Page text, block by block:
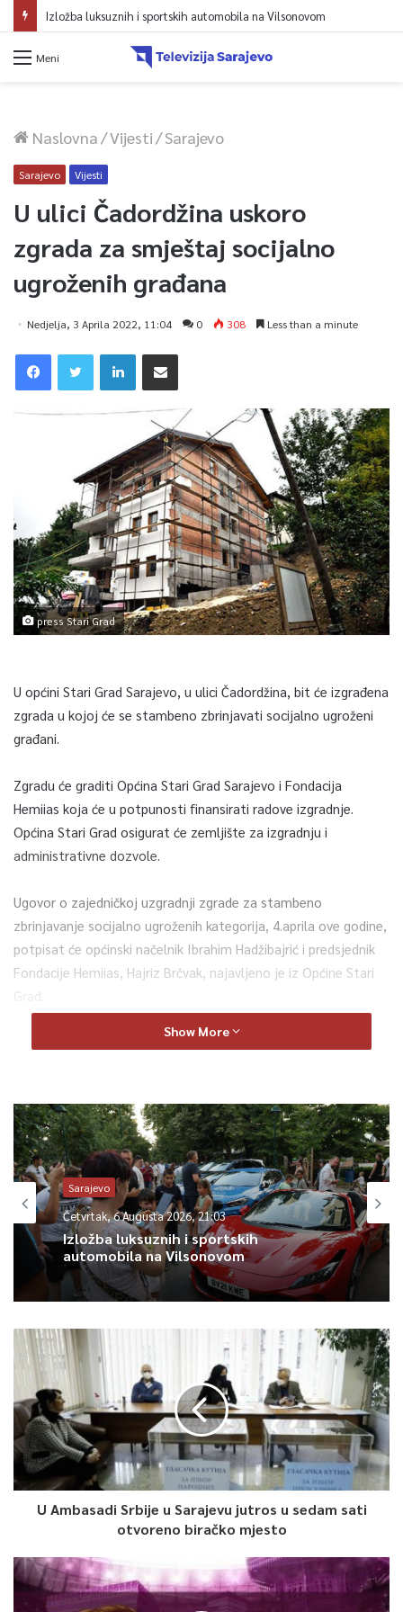
Izložba luksuznih i sportskih automobila na Vilsonovom
Meni
Naslovna/Vijesti/Sarajevo
Sarajevo Vijesti
U ulici Čadordžina uskoro
zgrada za smještaj socijalno
ugroženih građana
Nedjelja, 3 Aprila 2022, 11:04 0 308 Less than a minute
press Stari Grad
U općini Stari Grad Sarajevo, u ulici Čadordžina, bit će izgrađena
zgrada u kojoj će se stambeno zbrinjavati socijalno ugroženi
građani.
Zgradu će graditi Općina Stari Grad Sarajevo i Fondacija
Hemiias koja će u potpunosti finansirati radove izgradnje.
Općina Stari Grad osigurat će zemljište za izgradnju i
administrativne dozvole.
Ugovor o zajedničkoj uzgradnji zgrade za stambeno
zbrinjavanje socijalno ugroženih kategorija, 4.aprila ove godine,
potpisat će općinski načelnik Ibrahim Hadžibajrić i predsjednik
Fondacije Hemiias, Hajriz Brčvak, najavljeno je iz Općine Stari
Grad.
Article Rating
Show More
Sarajevo
Četvrtak, 6 Augusta 2026, 21:03
Izložba luksuznih i sportskih
automobila na Vilsonovom
U Ambasadi Srbije u Sarajevu jutros u sedam sati
otvoreno biračko mjesto